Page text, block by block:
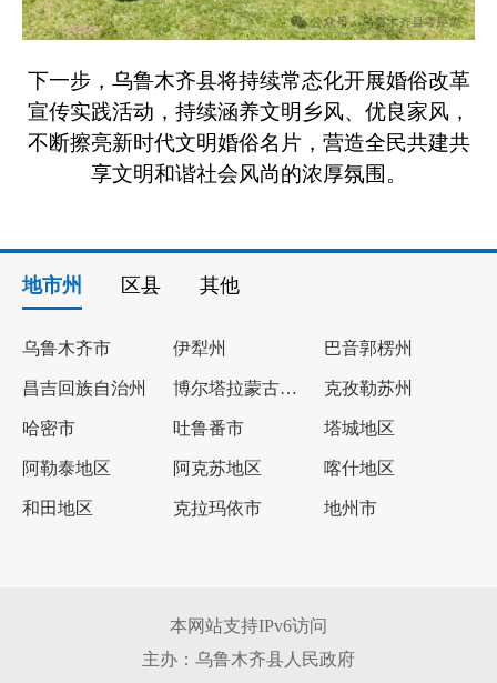
下一步，乌鲁木齐县将持续常态化开展婚俗改革
宣传实践活动，持续涵养文明乡风、优良家风，
不断擦亮新时代文明婚俗名片，营造全民共建共
享文明和谐社会风尚的浓厚氛围。
地市州 区县 其他
乌鲁木齐市 伊犁州 巴音郭楞州
昌吉回族自治州 博尔塔拉蒙古自治州 克孜勒苏州
哈密市 吐鲁番市 塔城地区
阿勒泰地区 阿克苏地区 喀什地区
和田地区 克拉玛依市 地州市
本网站支持IPv6访问
主办：乌鲁木齐县人民政府